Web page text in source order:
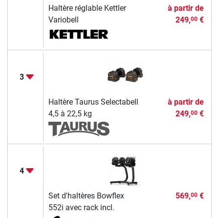
Haltère réglable Kettler
Variobell
à partir de
249,00€
3
Haltère Taurus Selectabell
4,5 à 22,5 kg
à partir de
249,00€
4
Set d'haltères Bowflex
552i avec rack incl.
569,00€